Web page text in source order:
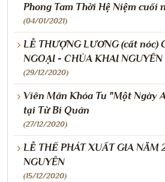
Phong Tam Thời Hệ Niệm cuối
(04/01/2021)
LỄ THƯỢNG LƯƠNG (cất nóc)
NGOẠI - CHÙA KHAI
(29/12/2020)
Viên Mãn Khóa Tu "Một Ngày
tại Từ Bi Quán
(27/12/2020)
LỄ THẾ PHÁT XUẤT GIA NĂM
NGUYÊN
(15/12/2020)